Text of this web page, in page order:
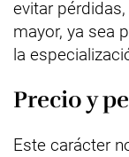
evitar pérdidas,
mayor, ya sea
la
Precio y
Este carácter